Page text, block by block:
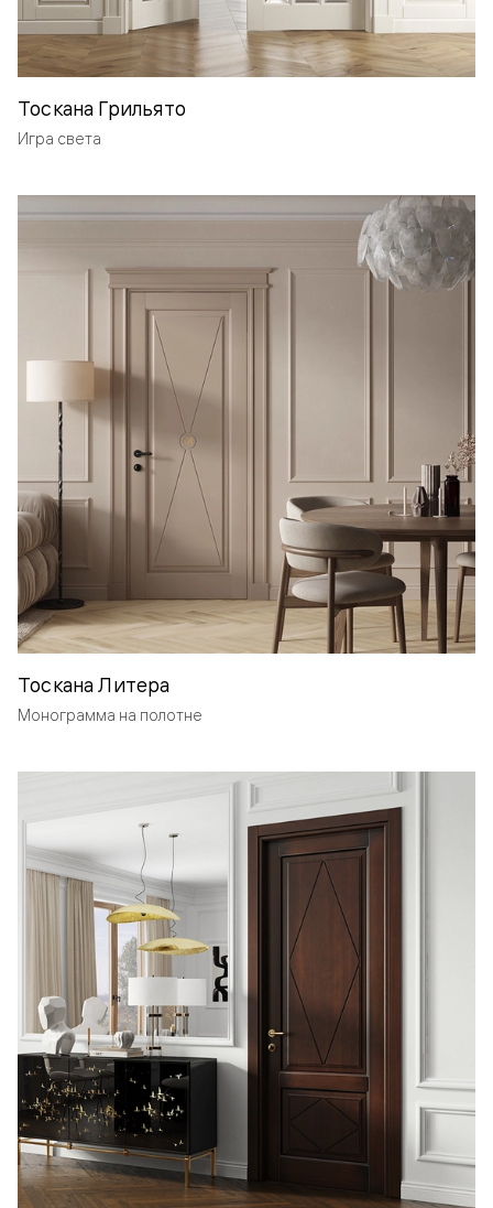
Тоскана Грильято
Игра света
Тоскана Литера
Монограмма на полотне